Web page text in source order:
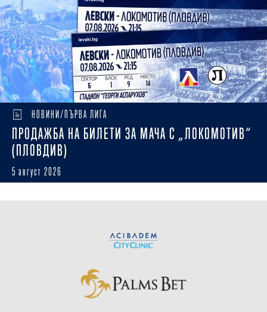
НОВИНИ/ПЪРВА ЛИГА
ПРОДАЖБА НА БИЛЕТИ ЗА МАЧА С „ЛОКОМОТИВ“
(ПЛОВДИВ)
5 август 2026